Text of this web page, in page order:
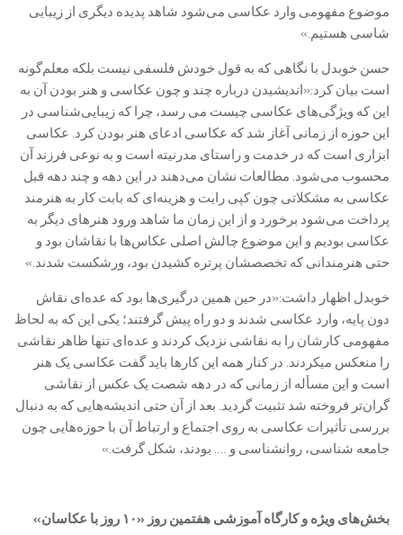
موضوع مفهومی وارد عکاسی می‌شود شاهد پدیده دیگری از زیبایی
شاسی هستیم.»
حسن خوبدل با نگاهی که به قول خودش فلسفی نیست بلکه معلم‌گونه
است بیان کرد:«اندیشیدن درباره چند و چون عکاسی و هنر بودن آن به
این که ویژگی‌های عکاسی چیست می رسد، چرا که زیبایی‌شناسی در
این حوزه از زمانی آغاز شد که عکاسی ادعای هنر بودن کرد. عکاسی
ابزاری است که در خدمت و راستای مدرنیته است و به نوعی فرزند آن
محسوب می‌شود. مطالعات نشان می‌دهند در این دهه و چند دهه قبل
عکاسی به مشکلاتی چون کپی رایت و هزینه‌ای که بابت کار به هنرمند
پرداخت می‌شود برخورد و از این زمان ما شاهد ورود هنرهای دیگر به
عکاسی بودیم و این موضوع چالش اصلی عکاس‌ها با نقاشان بود و
حتی هنرمندانی که تخصصشان پرتره کشیدن بود، ورشکست شدند.»
خوبدل اظهار داشت:«در حین همین درگیری‌ها بود که عده‌ای نقاش
دون پایه، وارد عکاسی شدند و دو راه پیش گرفتند؛ یکی این که به لحاظ
مفهومی کارشان را به نقاشی نزدیک کردند و عده‌ای تنها ظاهر نقاشی
را منعکس می‎کردند. در کنار همه این کارها باید گفت عکاسی یک هنر
است و این مسأله از زمانی که در دهه شصت یک عکس از نقاشی
گران‌تر فروخته شد تثبیت گردید. بعد از آن حتی اندیشه‌هایی که به دنبال
بررسی تأثیرات عکاسی به روی اجتماع و ارتباط آن با حوزه‌هایی چون
جامعه شناسی، روانشناسی و …. بودند، شکل گرفت.»
بخش‌های ویژه و کارگاه آموزشی هفتمین روز «۱۰ روز با عکاسان»